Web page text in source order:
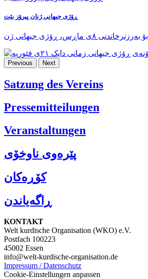
ڕۆژی جیهانی ژنان پیرۆز بێت
بۆ بەرزنرخاندنی ٨ی ماڕس، ڕۆژی جیهانی ژن
Previous Next
Satzung des Vereins
Pressemitteilungen
Veranstaltungen
پێرەوی ناوخۆی
کۆڕەکان
ڕاگەیاندن
KONTAKT
Welt kurdische Organisation (WKO) e.V.
Postfach 100223
45002 Essen
info@welt-kurdische-organisation.de
Impressum / Datenschutz
Cookie-Einstellungen anpassen